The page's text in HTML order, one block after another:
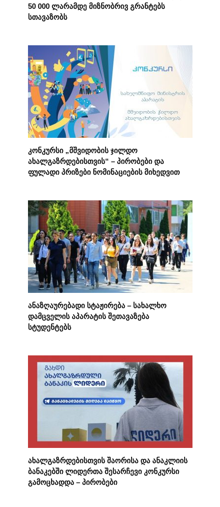
50 000 ლარამდე მიზნობრივ გრანტებს
სთავაზობს
კონკურსი „მშვიდობის ჯილდო
ახალგაზრდებისთვის“ – პირობები და
ფულადი პრიზები ნომინაციების მიხედვით
ანაზღაურებადი სტაჟირება – სახალხო
დამცველის აპარატის შეთავაზება
სტუდენტებს
ახალგაზრდებისთვის შაორისა და ანაკლიის
ბანაკებში ლიდერთა შესარჩევი კონკურსი
გამოცხადდა – პირობები